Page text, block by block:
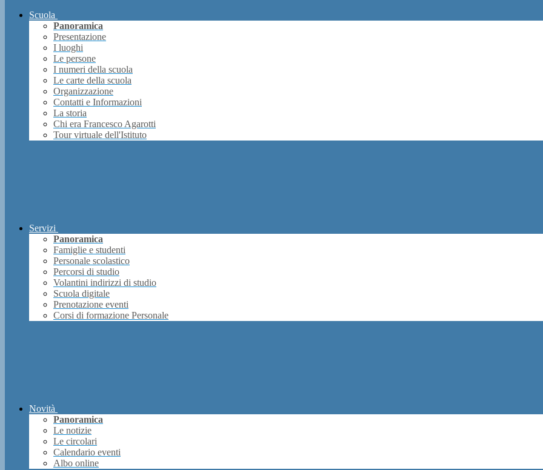
Scuola
Panoramica
Presentazione
I luoghi
Le persone
I numeri della scuola
Le carte della scuola
Organizzazione
Contatti e Informazioni
La storia
Chi era Francesco Agarotti
Tour virtuale dell'Istituto
Servizi
Panoramica
Famiglie e studenti
Personale scolastico
Percorsi di studio
Volantini indirizzi di studio
Scuola digitale
Prenotazione eventi
Corsi di formazione Personale
Novità
Panoramica
Le notizie
Le circolari
Calendario eventi
Albo online